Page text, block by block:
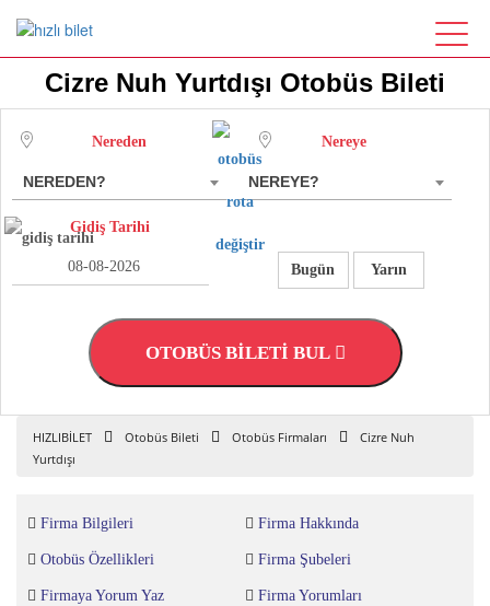
Cizre Nuh Yurtdışı Otobüs Bileti
Nereden
NEREDEN?
Nereye
NEREYE?
Gidiş Tarihi
Bugün Yarın
OTOBÜS BİLETİ BUL
HIZLIBİLET Otobüs Bileti Otobüs Firmaları
Cizre Nuh
Yurtdışı
Firma Bilgileri Firma Hakkında
Otobüs Özellikleri Firma Şubeleri
Firmaya Yorum Yaz Firma Yorumları